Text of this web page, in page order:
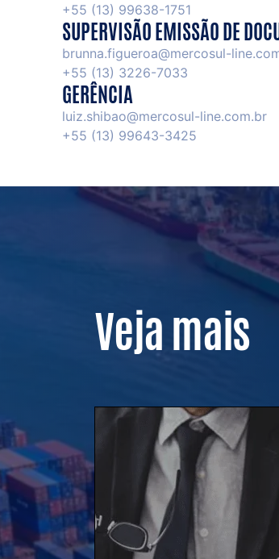
+55 (13) 99638-1751
SUPERVISÃO EMISSÃO DE
brunna.figueroa@mercosul-
+55 (13) 3226-7033
GERÊNCIA
luiz.shibao@mercosul-line.com.br
+55 (13) 99643-3425
Veja mais